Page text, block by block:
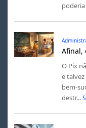
poderia
Afinal,
O Pix
e
bem-
destr...